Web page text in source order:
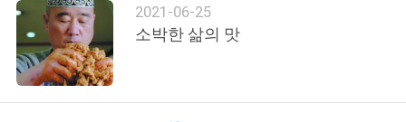
뉴
스
2021-06-25
소박한 삶의 맛